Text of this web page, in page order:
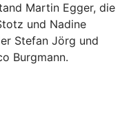
Martin Egger, die
und Nadine
Stefan Jörg und
Burgmann.